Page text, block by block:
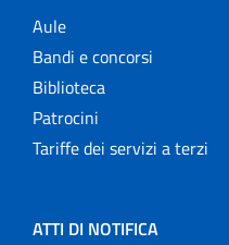
Aule
Bandi e concorsi
Biblioteca
Patrocini
Tariffe dei servizi a terzi
ATTI DI NOTIFICA